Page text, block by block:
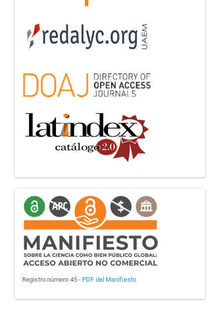
manifiesto
Registro número 45 - PDF del Manifiesto